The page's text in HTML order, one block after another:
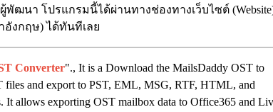
นา โปรแกรมนี้ได้ผ่านทางช่องทางเว็บไซต์
าอังกฤษ) ได้ทันทีเลย
Converter"., It is a Download the MailsDaddy OST to
files and export to PST, EML, MSG, RTF, HTML, and
allows exporting OST mailbox data to Office365 and